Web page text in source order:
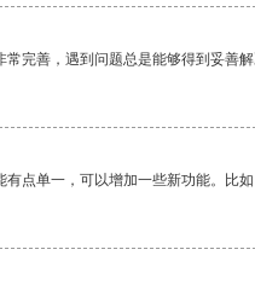
完善，遇到问题总是能够得到妥善解
点单一，可以增加一些新功能。比